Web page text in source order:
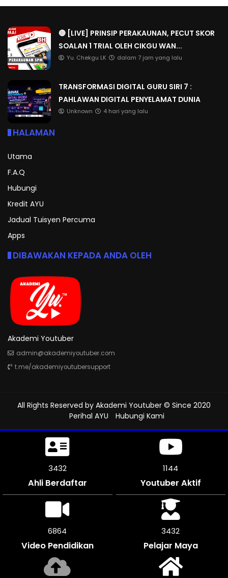
🔴 [LIVE] PRINSIP PERAKAUNAN, PECUT SKOR
SOALAN 1 TRIAL OLEH CIKGU WAN...
Yu. Chekgu LK dalam 7 jam yang lalu
TRANSFORMASI DIGITAL GURU SIRI 7 :
PAHLAWAN DIGITAL PENYELAMAT DUNIA
Unknown 4 hari yang lalu
HALAMAN
Utama
F.A.Q
Hubungi
Kredit AYU
Jadual Tuisyen Percuma
Apps
DIBAWAKAN KEPADA ANDA OLEH
Akademi Youtuber
admin@akademiyoutuber.com
t.me/akademiyoutubersupport
All Rights Reserved by Akademi Youtuber © Since 2020
Perihal AYU
Hubungi Kami
3870
Ahli Berdaftar
1290
Youtuber Aktif
7740
Video Pendidikan
3870
Pelajar Maya